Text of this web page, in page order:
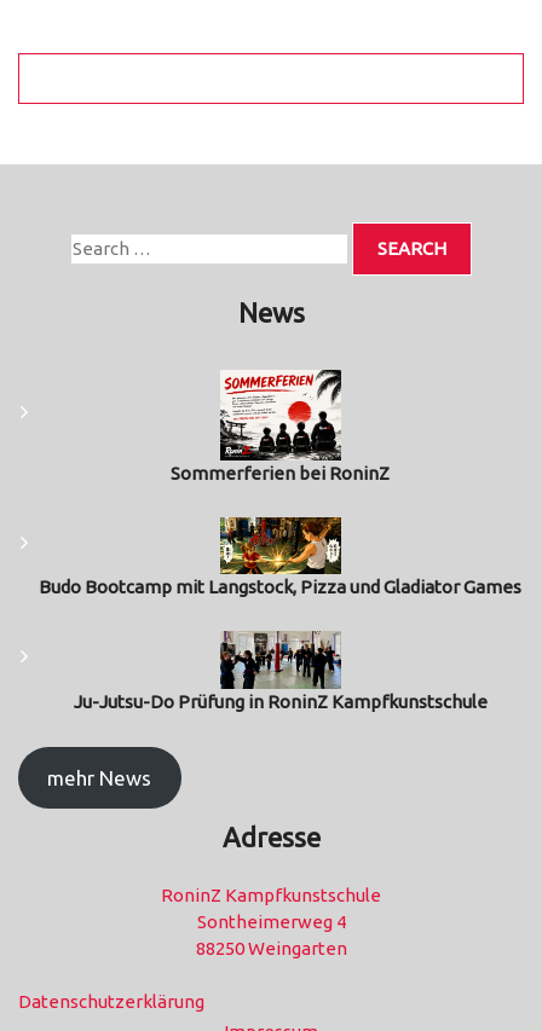
News
Sommerferien bei RoninZ
Budo Bootcamp mit Langstock, Pizza und Gladiator Games
Ju-Jutsu-Do Prüfung in RoninZ Kampfkunstschule
mehr News
Adresse
RoninZ Kampfkunstschule
Sontheimerweg 4
88250 Weingarten
Datenschutzerklärung